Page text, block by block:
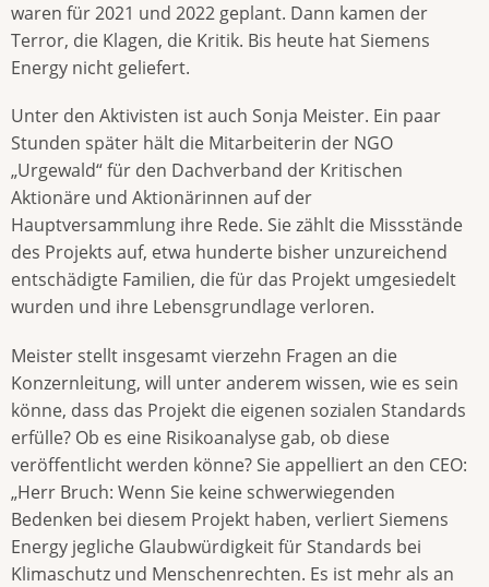
waren für 2021 und 2022 geplant. Dann kamen der
Terror, die Klagen, die Kritik. Bis heute hat Siemens
Energy nicht geliefert.
Unter den Aktivisten ist auch Sonja Meister. Ein paar
Stunden später hält die Mitarbeiterin der NGO
„Urgewald“ für den Dachverband der Kritischen
Aktionäre und Aktionärinnen auf der
Hauptversammlung ihre Rede. Sie zählt die Missstände
des Projekts auf, etwa hunderte bisher unzureichend
entschädigte Familien, die für das Projekt umgesiedelt
wurden und ihre Lebensgrundlage verloren.
Meister stellt insgesamt vierzehn Fragen an die
Konzernleitung, will unter anderem wissen, wie es sein
könne, dass das Projekt die eigenen sozialen Standards
erfülle? Ob es eine Risikoanalyse gab, ob diese
veröffentlicht werden könne? Sie appelliert an den CEO:
„Herr Bruch: Wenn Sie keine schwerwiegenden
Bedenken bei diesem Projekt haben, verliert Siemens
Energy jegliche Glaubwürdigkeit für Standards bei
Klimaschutz und Menschenrechten. Es ist mehr als an